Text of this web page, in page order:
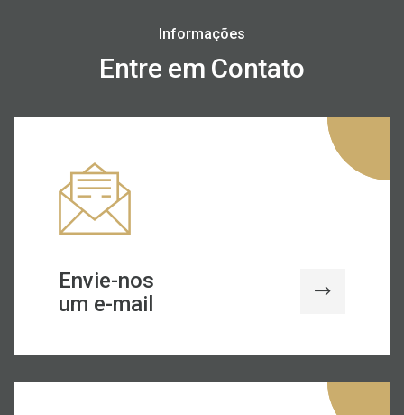
Informações
Entre em Contato
Envie-nos
um e-mail